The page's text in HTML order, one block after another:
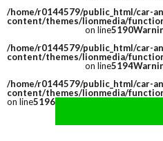
/home/r0144579/public_html/car-
content/themes/lionmedia/
on line5190
/home/r0144579/public_html/car-
content/themes/lionmedia/
on line5194
/home/r0144579/public_html/car-
content/themes/lionmedia/
on line5196